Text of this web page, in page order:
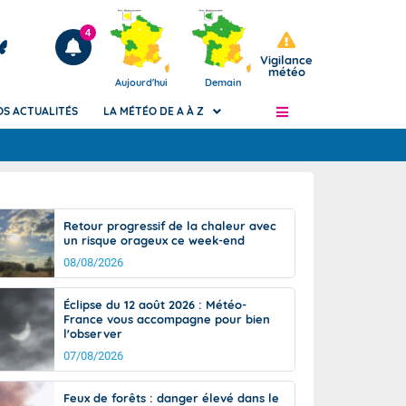
Articles
4
Aujourd'hui Demain
Vigilance
météo
de
Phénomènes dangereux de J+2 à J+7
Avertissement pluies intenses à l'échelle
des communes (Apic)
Bulletins Marine
Bulletins d'estimation du risque
d'avalanche
Météo des forêts
Vigicrues
ACTUALITÉS LA MÉTÉO DE A À Z
Retour progressif de la chaleur avec
un risque orageux ce week-end
08/08/2026
Éclipse du 12 août 2026 : Météo-
France vous accompagne pour bien
l'observer
07/08/2026
Feux de forêts : danger élevé dans le